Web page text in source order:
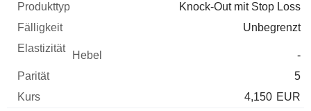
Knock-Out mit Stop Loss
Unbegrenzt
-
5
4,150 EUR